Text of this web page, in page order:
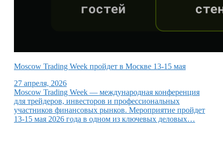
Moscow Trading Week пройдет в Москве 13-15 мая
27 апреля, 2026
Moscow Trading Week — международная конференция
для трейдеров, инвесторов и профессиональных
участников финансовых рынков. Мероприятие пройдет
13-15 мая 2026 года в одном из ключевых деловых…